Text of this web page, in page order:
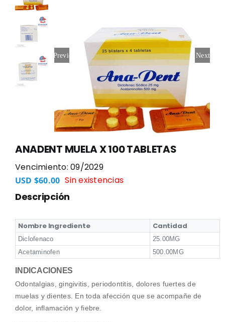
Previous Next
ANADENT MUELA X 100 TABLETAS
Vencimiento: 09/2029
USD $60.00 Sin existencias
Descripción
Nombre Ingrediente Cantidad
Diclofenaco
25.00MG
Acetaminofen
500.00MG
INDICACIONES
Odontalgias, gingivitis, periodontitis, dolores fuertes de
muelas y dientes. En toda afección que se acompañe de
dolor, inflamación y fiebre.